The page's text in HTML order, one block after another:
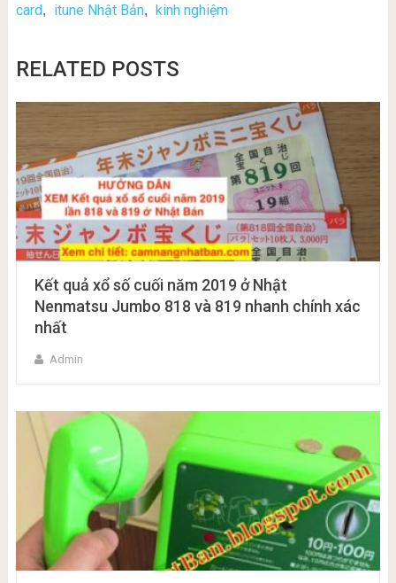
card, itune Nhật Bản, kinh nghiệm
RELATED POSTS
Kết quả xổ số cuối năm 2019 ở Nhật
Nenmatsu Jumbo 818 và 819 nhanh chính xác
nhất
Admin